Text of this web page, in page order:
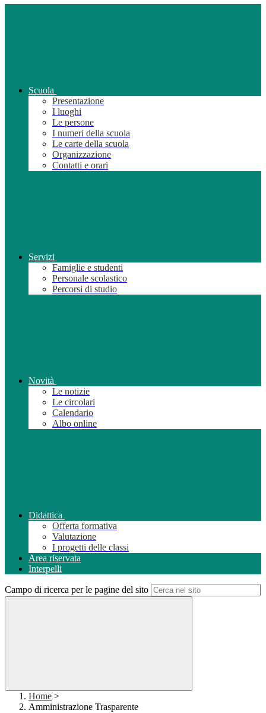
Scuola
Presentazione
I luoghi
Le persone
I numeri della scuola
Le carte della scuola
Organizzazione
Contatti e orari
Servizi
Famiglie e studenti
Personale scolastico
Percorsi di studio
Novità
Le notizie
Le circolari
Calendario
Albo online
Didattica
Offerta formativa
Valutazione
I progetti delle classi
Area riservata
Interpelli
Campo di ricerca per le pagine del sito
Home >
Amministrazione Trasparente